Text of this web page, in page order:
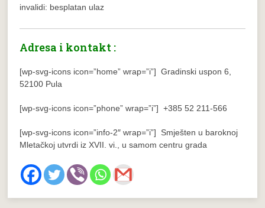
invalidi: besplatan ulaz
Adresa i kontakt :
[wp-svg-icons icon=”home” wrap=”i”] Gradinski uspon 6,
52100 Pula
[wp-svg-icons icon=”phone” wrap=”i”] +385 52 211-566
[wp-svg-icons icon=”info-2″ wrap=”i”] Smješten u baroknoj
Mletačkoj utvrdi iz XVII. vi., u samom centru grada